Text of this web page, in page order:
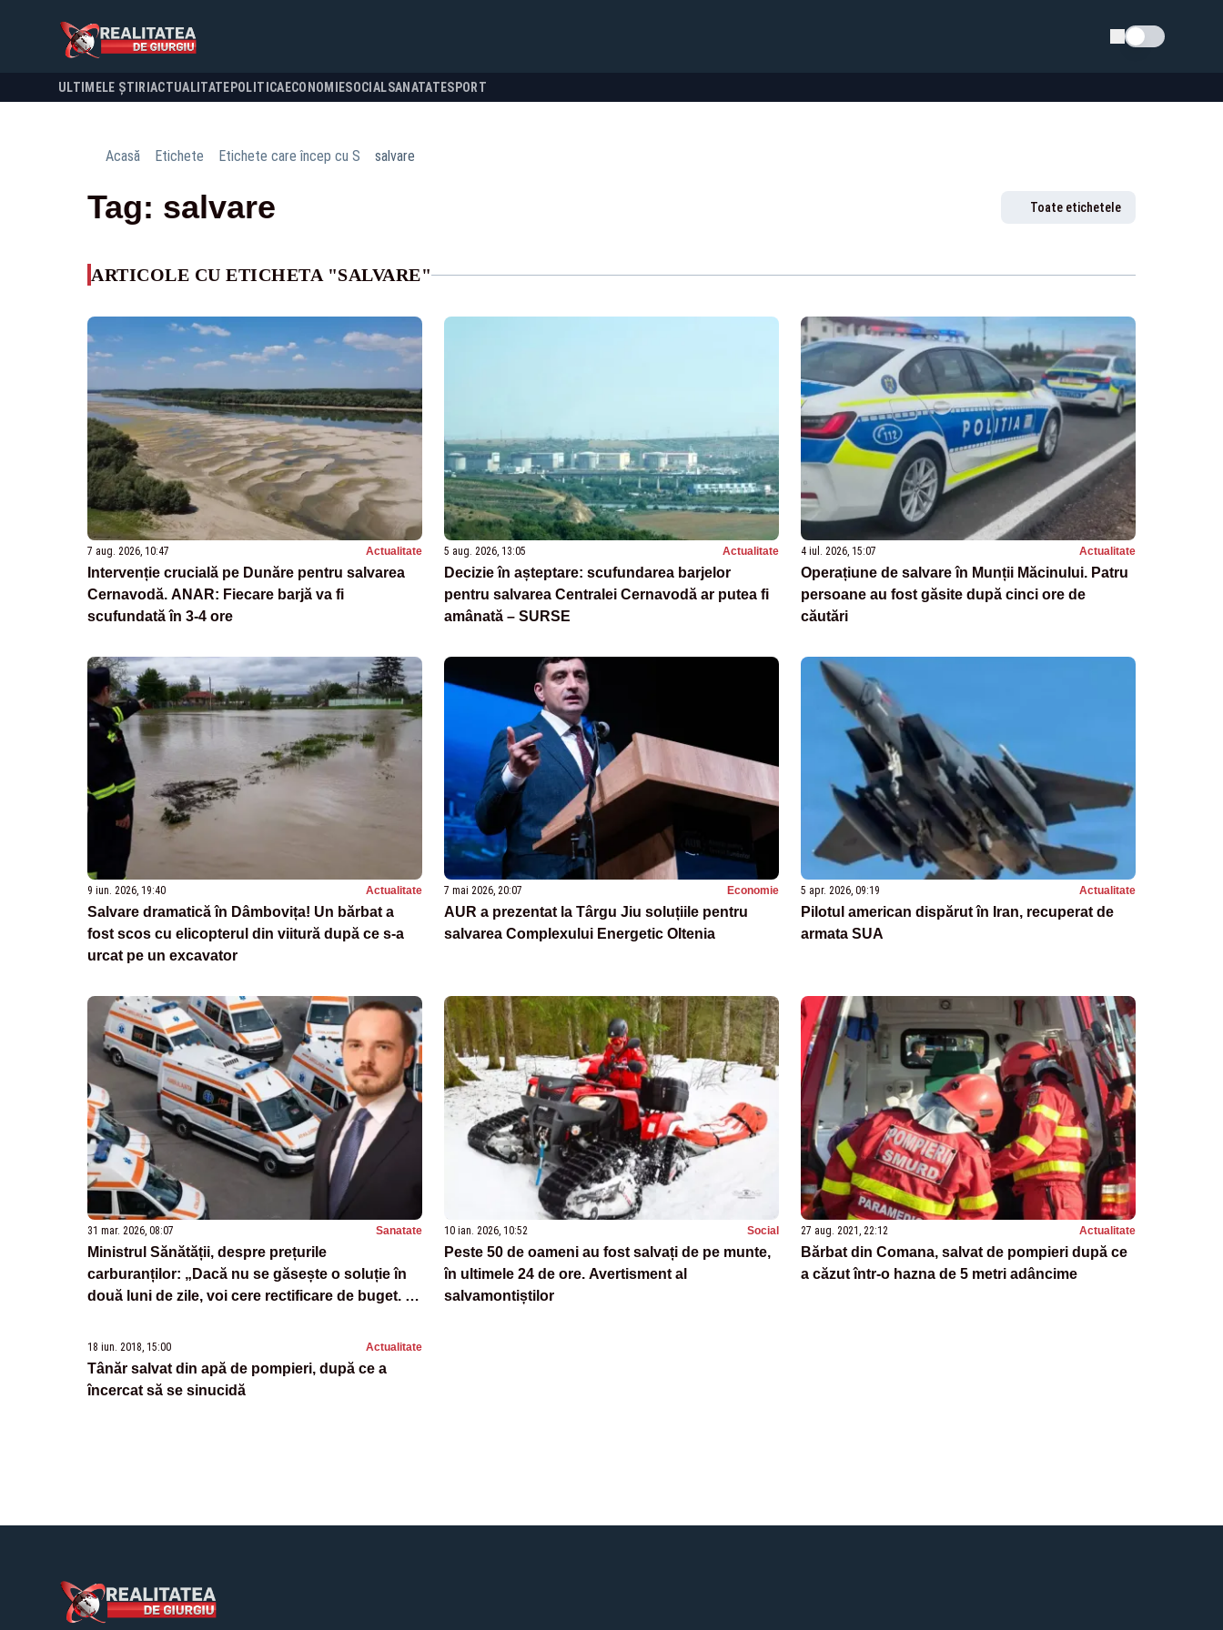
Schimba tema
ULTIMELE ȘTIRI ACTUALITATE POLITICA ECONOMIESOCIALSANATATESPORT
Acasă Etichete Etichete care încep cu S salvare
Tag: salvare Toate etichetele
ARTICOLE CU ETICHETA "SALVARE"
7 aug. 2026, 10:47 Actualitate
Intervenție crucială pe Dunăre pentru salvarea
Cernavodă. ANAR: Fiecare barjă va fi
scufundată în 3-4 ore
5 aug. 2026, 13:05 Actualitate
Decizie în așteptare: scufundarea barjelor
pentru salvarea Centralei Cernavodă ar putea fi
amânată – SURSE
4 iul. 2026, 15:07 Actualitate
Operațiune de salvare în Munții Măcinului. Patru
persoane au fost găsite după cinci ore de
căutări
9 iun. 2026, 19:40 Actualitate
Salvare dramatică în Dâmbovița! Un bărbat a
fost scos cu elicopterul din viitură după ce s-a
urcat pe un excavator
7 mai 2026, 20:07 Economie
AUR a prezentat la Târgu Jiu soluțiile pentru
salvarea Complexului Energetic Oltenia
5 apr. 2026, 09:19 Actualitate
Pilotul american dispărut în Iran, recuperat de
armata SUA
31 mar. 2026, 08:07 Sanatate
Ministrul Sănătății, despre prețurile
carburanților: „Dacă nu se găsește o soluție în
două luni de zile, voi cere rectificare de buget. O
10 ian. 2026, 10:52 Social
Peste 50 de oameni au fost salvați de pe munte,
în ultimele 24 de ore. Avertisment al
salvamontiștilor
27 aug. 2021, 22:12 Actualitate
Bărbat din Comana, salvat de pompieri după ce
a căzut într-o hazna de 5 metri adâncime
18 iun. 2018, 15:00 Actualitate
Tânăr salvat din apă de pompieri, după ce a
încercat să se sinucidă